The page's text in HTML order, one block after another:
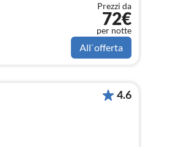
Prezzi da
72€
per notte
All`offerta
4.6